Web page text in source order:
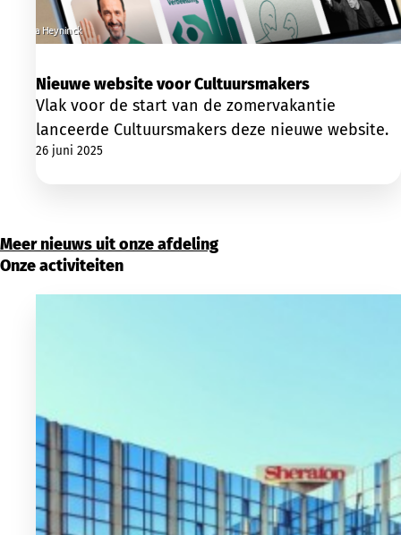
Nieuwe website voor Cultuursmakers
Vlak voor de start van de zomervakantie
lanceerde Cultuursmakers deze nieuwe website.
26 juni 2025
Meer nieuws uit onze afdeling
Onze activiteiten